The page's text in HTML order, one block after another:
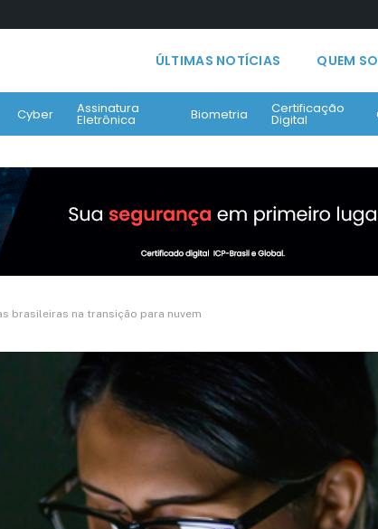
ÚLTIMAS NOTÍCIAS QUEM
Cyber Assinatura
Eletrônica Biometria Certificação
Digital
brasileiras na transição para nuvem